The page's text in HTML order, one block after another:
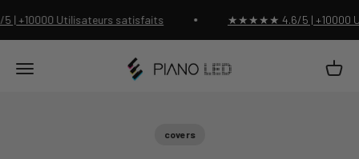
Utilisateurs satisfaits
★★★★★ 4.6/5 | +10000
Menu
Piano Led Shop Panier
covers